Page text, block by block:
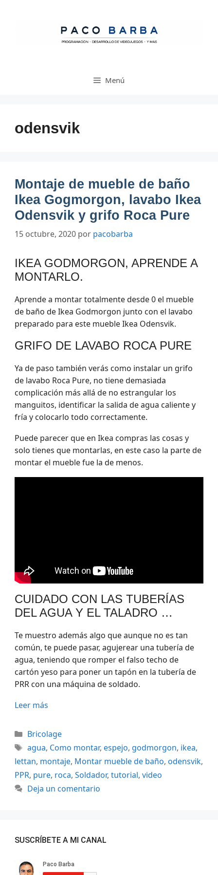
Menú
odensvik
Montaje de mueble de baño
Ikea Gogmorgon, lavabo Ikea
Odensvik y grifo Roca Pure
15 octubre, 2020 por pacobarba
IKEA GODMORGON, APRENDE A
MONTARLO.
Aprende a montar totalmente desde 0 el mueble
de baño de Ikea Godmorgon junto con el lavabo
preparado para este mueble Ikea Odensvik.
GRIFO DE LAVABO ROCA PURE
Ya de paso también verás como instalar un grifo
de lavabo Roca Pure, no tiene demasiada
complicación más allá de no estrangular los
manguitos, identificar la salida de agua caliente y
fría y colocarlo todo correctamente.
Puede parecer que en Ikea compras las cosas y
solo tienes que montarlas, en este caso la parte de
montar el mueble fue la de menos.
CUIDADO CON LAS TUBERÍAS
DEL AGUA Y EL TALADRO …
Te muestro además algo que aunque no es tan
común, te puede pasar, agujerear una tubería de
agua, teniendo que romper el falso techo de
cartón yeso para poner un tapón en la tubería de
PRR con una máquina de soldado.
Leer más
Categorías
Bricolage
Etiquetas
agua, Como montar, espejo, godmorgon, ikea,
lettan, montaje, Montar mueble de baño, odensvik,
PPR, pure, roca, Soldador, tutorial, video
Deja un comentario
SUSCRÍBETE A MI CANAL